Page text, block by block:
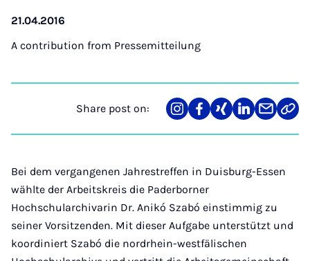
21.04.2016
A contribution from Pressemitteilung
Share post on:
Share
on
Teilen
auf
Teilen
auf
Teilen
auf
Teilen
über
Link
Bei dem vergangenen Jahrestreffen in Duisburg-Essen
wählte der Arbeitskreis die Paderborner
Hochschularchivarin Dr. Anikó Szabó einstimmig zu
seiner Vorsitzenden. Mit dieser Aufgabe unterstützt und
koordiniert Szabó die nordrhein-westfälischen